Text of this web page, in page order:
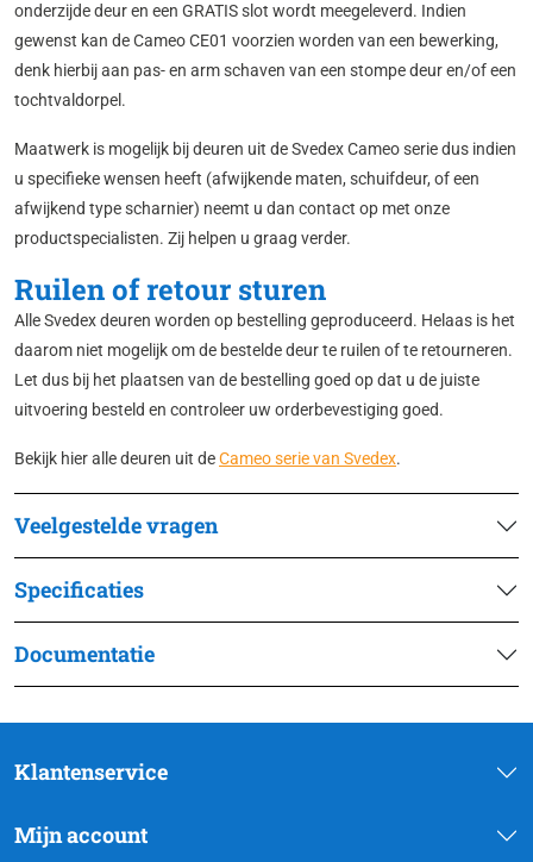
onderzijde deur en een GRATIS slot wordt meegeleverd. Indien
gewenst kan de Cameo CE01 voorzien worden van een bewerking,
denk hierbij aan pas- en arm schaven van een stompe deur en/of een
tochtvaldorpel.
Maatwerk is mogelijk bij deuren uit de Svedex Cameo serie dus indien
u specifieke wensen heeft (afwijkende maten, schuifdeur, of een
afwijkend type scharnier) neemt u dan contact op met onze
productspecialisten. Zij helpen u graag verder.
Ruilen of retour sturen
Alle Svedex deuren worden op bestelling geproduceerd. Helaas is het
daarom niet mogelijk om de bestelde deur te ruilen of te retourneren.
Let dus bij het plaatsen van de bestelling goed op dat u de juiste
uitvoering besteld en controleer uw orderbevestiging goed.
Bekijk hier alle deuren uit deCameo serie van Svedex.
Veelgestelde vragen
Specificaties
Documentatie
Klantenservice
Mijn account